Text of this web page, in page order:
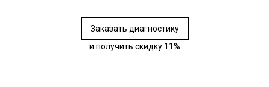
Заказать диагностику
и получить скидку 11%